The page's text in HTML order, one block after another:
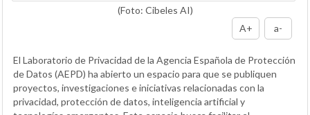
(Foto: Cibeles AI)
A+
a-
El Laboratorio de Privacidad de la Agencia Española de Protección
de Datos (AEPD) ha abierto un espacio para que se publiquen
proyectos, investigaciones e iniciativas relacionadas con la
privacidad, protección de datos, inteligencia artificial y